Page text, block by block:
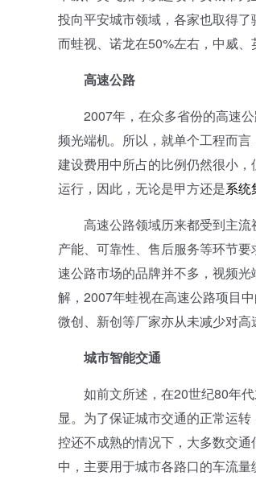
投向平安城市领域，各家也取得
而蛙视、诺龙在50%左右，中威
高速公路
2007年，在众多省份的高速公
频光端机。所以，就单个工程而
建设费用中所占的比例仍然很小
运行，因此，无论是甲方还是系统
高速公路领域历来都受到主流视
产能、可靠性、售后服务等环节
速公路市场的品牌并不多，视频
解，2007年蛙视在高速公路项目
微创、新创等厂家亦从未减少对高
城市智能交通
如前文所述，在20世纪80年代
显。为了保证城市交通的正常运
控还不成熟的情况下，大多数交
中，主要用于城市各路口的车流